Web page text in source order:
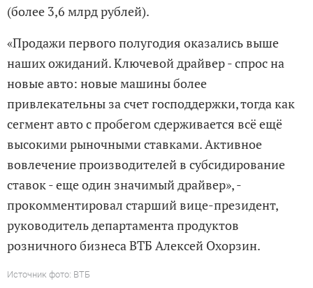
(более 3,6 млрд рублей).
«Продажи первого полугодия оказались выше
наших ожиданий. Ключевой драйвер - спрос на
новые авто: новые машины более
привлекательны за счет господдержки, тогда как
сегмент авто с пробегом сдерживается всё ещё
высокими рыночными ставками. Активное
вовлечение производителей в субсидирование
ставок - еще один значимый драйвер», -
прокомментировал старший вице-президент,
руководитель департамента продуктов
розничного бизнеса ВТБ Алексей Охорзин.
Источник фото: ВТБ